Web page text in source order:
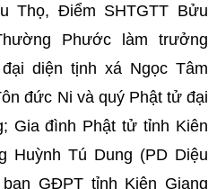
Thọ, Điểm SHTGTT Bửu
Phước làm trưởng
diện tịnh xá Ngọc Tâm
đức Ni và quý Phật tử đại
Gia đình Phật tử tỉnh Kiên
Huỳnh Tú Dung (PD Diệu
GĐPT tỉnh Kiên Giang